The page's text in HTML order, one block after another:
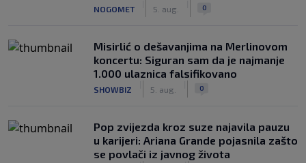
NOGOMET 5. aug. 0
Misirlić o dešavanjima na Merlinovom
koncertu: Siguran sam da je najmanje
1.000 ulaznica falsifikovano
SHOWBIZ 5. aug. 0
Pop zvijezda kroz suze najavila pauzu
u karijeri: Ariana Grande pojasnila zašto
se povlači iz javnog života